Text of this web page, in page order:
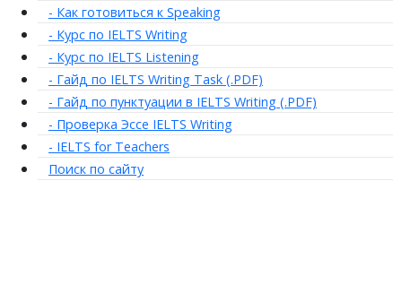
- Как готовиться к Speaking
- Курс по IELTS Writing
- Курс по IELTS Listening
- Гайд по IELTS Writing Task (.PDF)
- Гайд по пунктуации в IELTS Writing (.PDF)
- Проверка Эссе IELTS Writing
- IELTS for Teachers
Поиск по сайту